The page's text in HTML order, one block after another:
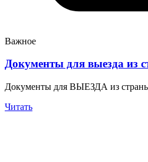
Важное
Документы для выезда из
Документы для ВЫЕЗДА из
Читать